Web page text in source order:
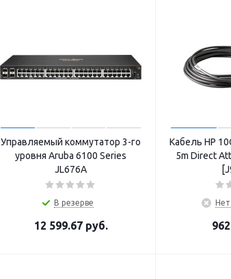
Управляемый коммутатор 3-го
уровня Aruba 6100 Series
JL676A
В резерве
12 599.67руб.
Кабель HP
5m Direct
Нет